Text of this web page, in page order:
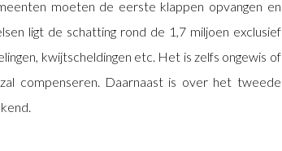
moeten de eerste klappen opvangen en
ligt de schatting rond de 1,7 miljoen exclusief
kwijtscheldingen etc. Het is zelfs ongewis of
compenseren. Daarnaast is over het tweede